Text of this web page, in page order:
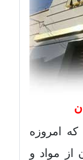
امروزه
از مواد و